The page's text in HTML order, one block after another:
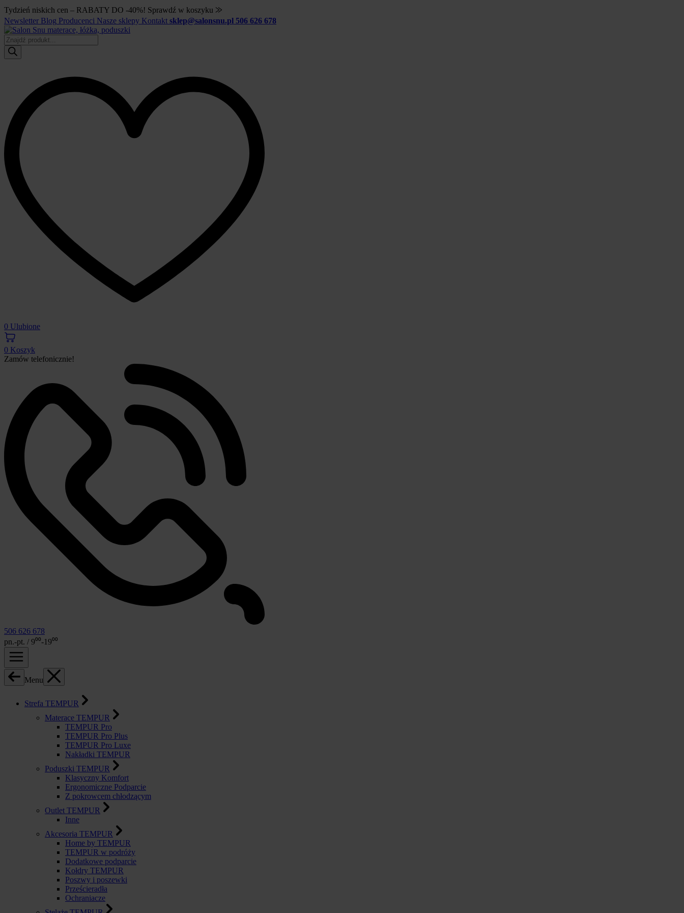
Tydzień niskich cen – RABATY DO -40%! Sprawdź w koszyku ⨠
Newsletter Blog Producenci Nasze sklepy Kontakt sklep@salonsnu.pl 506 626 678
Wyszukiwarka
produktów
0 Ulubione
0 Koszyk
Zamów telefonicznie!
506 626 678
pn.-pt. / 9⁰⁰-19⁰⁰
Menu
Strefa TEMPUR
Materace TEMPUR
TEMPUR Pro
TEMPUR Pro Plus
TEMPUR Pro Luxe
Nakładki TEMPUR
Poduszki TEMPUR
Klasyczny Komfort
Ergonomiczne Podparcie
Z pokrowcem chłodzącym
Outlet TEMPUR
Inne
Akcesoria TEMPUR
Home by TEMPUR
TEMPUR w podróży
Dodatkowe podparcie
Kołdry TEMPUR
Poszwy i poszewki
Prześcieradła
Ochraniacze